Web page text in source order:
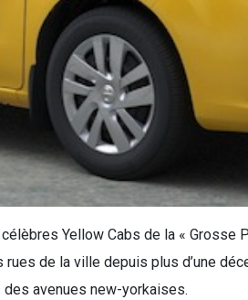
Yellow Cabs de la «
de la ville depuis plus d’une
avenues new-yorkaises.